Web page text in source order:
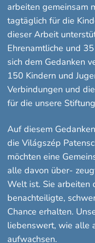
arbeiten gemeinsam
tagtäglich für die
dieser Arbeit
Ehrenamtliche und
sich dem Gedanken
150 Kindern und
Verbindungen und
für die unsere
Auf diesem
die Világszép
möchten eine
alle davon über-
Welt ist. Sie arbeiten
benachteiligte,
Chance erhalten.
liebenswert, wie alle
aufwachsen.